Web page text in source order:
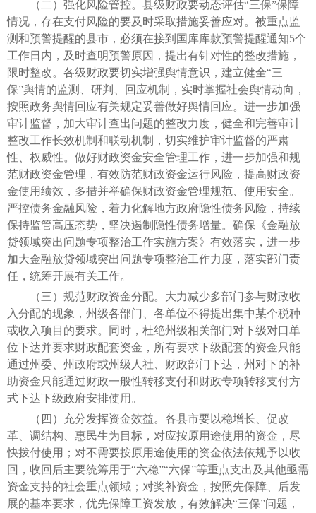
（二）强化风险管控。县级财政要动态评估“三保”保障
情况，存在支付风险的要及时采取措施妥善应对。被重点监
测和预警提醒的县市，必须在接到国库库款预警提醒通知5个
工作日内，及时查明预警原因，提出有针对性的整改措施，
限时整改。各级财政要切实增强舆情意识，建立健全“三
保”舆情的监测、研判、回应机制，实时掌握社会舆情动向，
按照政务舆情回应有关规定妥善做好舆情回应。进一步加强
审计监督，加大审计查出问题的整改力度，健全和完善审计
整改工作长效机制和联动机制，切实维护审计监督的严肃
性、权威性。做好财政资金安全管理工作，进一步加强和规
范财政资金管理，有效防范财政资金运行风险，提高财政资
金使用绩效，多措并举确保财政资金管理规范、使用安全。
严控债务金融风险，着力化解地方政府隐性债务风险，持续
保持监管高压态势，坚决遏制隐性债务增量。确保《金融放
贷领域突出问题专项整治工作实施方案》有效落实，进一步
加大金融放贷领域突出问题专项整治工作力度，落实部门责
任，统筹开展有关工作。
（三）规范财政资金分配。大力减少多部门参与财政收
入分配的现象，州级各部门、各单位不得提出集中某个税种
或收入项目的要求。同时，杜绝州级相关部门对下级对口单
位下达并要求财政配套资金，所有要求下级配套的资金只能
通过州委、州政府或州级人社、财政部门下达，州对下的补
助资金只能通过财政一般性转移支付和财政专项转移支付方
式下达下级政府安排使用。
（四）充分发挥资金效益。各县市要以稳增长、促改
革、调结构、惠民生为目标，对应按原用途使用的资金，尽
快拨付使用；对不需要按原用途使用的资金依法依规予以收
回，收回后主要统筹用于“六稳”“六保”等重点支出及其他亟需
资金支持的社会重点领域；对奖补资金，按照先保障、后发
展的基本要求，优先保障工资发放，有效解决“三保”问题，